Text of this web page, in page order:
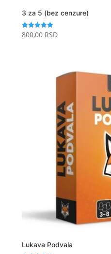
3 za 5 (bez cenzure)
Ocenjeno
sa
800,00 RSD
Lukava Podvala